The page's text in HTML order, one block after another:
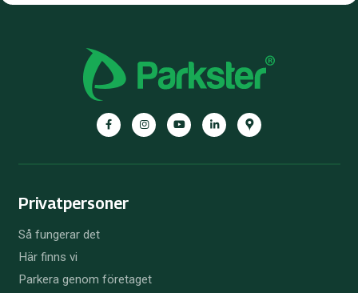
FacebookInstagramYouTubeLinkedInGoogle
Maps
Privatpersoner
Så fungerar det
Här finns vi
Parkera genom företaget